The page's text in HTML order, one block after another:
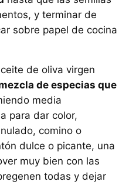
y terminar de
sobre papel de cocina
de oliva virgen
de especias que
media
para dar color,
comino o
dulce o picante, una
muy bien con las
todas y dejar